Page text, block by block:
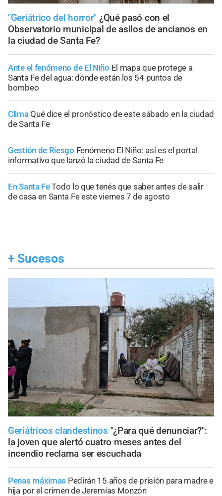
"Geriátrico del horror" ¿Qué pasó con el
Observatorio municipal de asilos de ancianos en
la ciudad de Santa Fe?
Ante el fenómeno de El Niño El mapa que protege a
Santa Fe del agua: dónde están los 54 puntos de
bombeo
Clima Qué dice el pronóstico de este sábado en la ciudad
de Santa Fe
Gestión de Riesgo Fenómeno El Niño: así es el portal
informativo que lanzó la ciudad de Santa Fe
En Santa FeTodo lo que tenés que saber antes de salir
de casa en Santa Fe este viernes 7 de agosto
+ Sucesos
Geriátricos clandestinos "¿Para qué denunciar?":
la joven que alertó cuatro meses antes del
incendio reclama ser escuchada
Penas máximas Pedirán 15 años de prisión para madre e
hija por el crimen de Jeremías Monzón